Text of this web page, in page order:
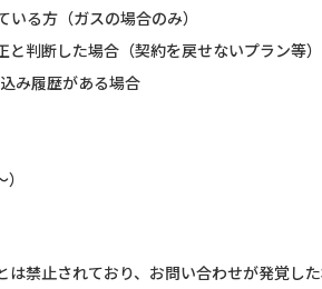
る方（ガスの場合のみ）
判断した場合（契約を戻せないプラン等）
み履歴がある場合
禁止されており、お問い合わせが発覚し